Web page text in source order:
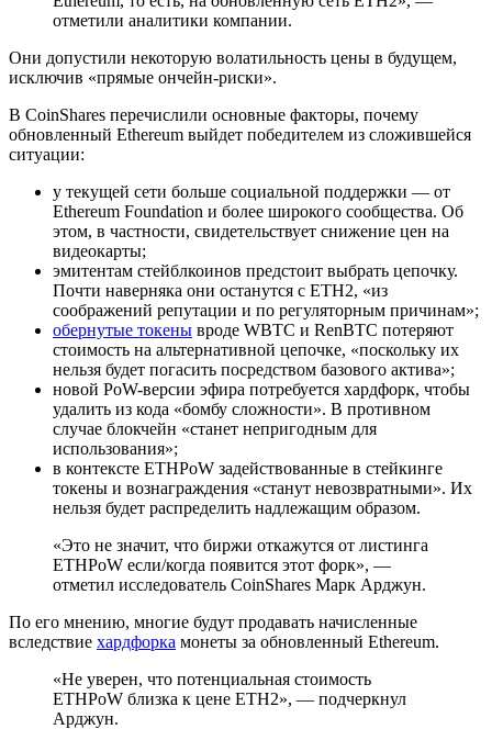
отметили аналитики компании.
Они допустили некоторую волатильность цены в будущем,
исключив «прямые ончейн-риски».
В CoinShares перечислили основные факторы, почему
обновленный Ethereum выйдет победителем из сложившейся
ситуации:
у текущей сети больше социальной поддержки — от
Ethereum Foundation и более широкого сообщества. Об
этом, в частности, свидетельствует снижение цен на
видеокарты;
эмитентам стейблкоинов предстоит выбрать цепочку.
Почти наверняка они останутся с ETH2, «из
соображений репутации и по регуляторным причинам»;
обернутые токены вроде WBTC и RenBTC потеряют
стоимость на альтернативной цепочке, «поскольку их
нельзя будет погасить посредством базового актива»;
новой PoW-версии эфира потребуется хардфорк, чтобы
удалить из кода «бомбу сложности». В противном
случае блокчейн «станет непригодным для
использования»;
в контексте ETHPoW задействованные в стейкинге
токены и вознаграждения «станут невозвратными». Их
нельзя будет распределить надлежащим образом.
«Это не значит, что биржи откажутся от листинга
ETHPoW если/когда появится этот форк», —
отметил исследователь CoinShares Марк Арджун.
По его мнению, многие будут продавать начисленные
вследствие хардфорка монеты за обновленный Ethereum.
«Не уверен, что потенциальная стоимость
ETHPoW близка к цене ETH2», — подчеркнул
Арджун.